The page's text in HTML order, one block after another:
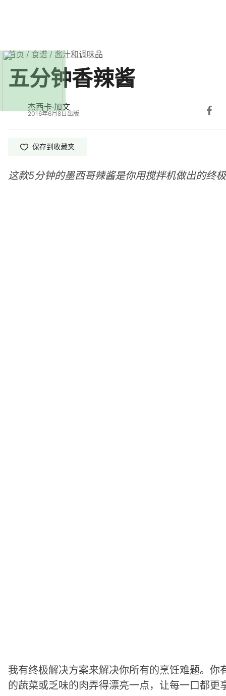
首页 / 食谱 / 酱汁和调味品
五分钟香辣酱
杰西卡·加文
2016年6月8日出版
保存到收藏夹
这款5分钟的墨西哥辣酱是你用搅拌机做出的终
我有终极解决方案来解决你所有的烹饪难题。
的蔬菜或乏味的肉弄得漂亮一点，让每一口都